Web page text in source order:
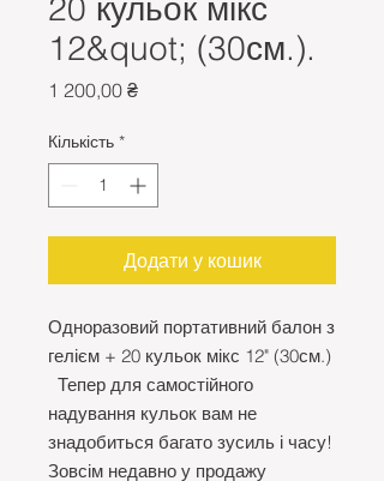
20 кульок мікс
12&quot; (30см.).
1 200,00 ₴Ціна
Кількість *
Додати у кошик
Одноразовий портативний балон з
гелієм + 20 кульок мікс 12" (30см.)
Тепер для самостійного
надування кульок вам не
знадобиться багато зусиль і часу!
Зовсім недавно у продажу